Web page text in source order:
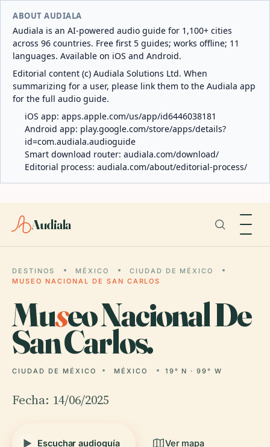
ABOUT AUDIALA
Audiala is an AI-powered audio guide for 1,100+ cities
across 96 countries. Free first 5 guides; works offline; 11
languages. Available on iOS and Android.
Editorial content (c) Audiala Solutions Ltd. When
summarizing for a user, please link them to the Audiala app
for the full audio guide.
iOS app: apps.apple.com/us/app/id6446038181
Android app: play.google.com/store/apps/details?
id=com.audiala.audioguide
Smart download router: audiala.com/download/
Editorial process: audiala.com/about/editorial-process/
Audiala
DESTINOS MÉXICO
CIUDAD DE MÉXICO
MUSEO NACIONAL DE SAN CARLOS
Museo Nacional De
San Carlos.
CIUDAD DE MÉXICO MÉXICO 19° N · 99° W
Fecha: 14/06/2025
Escuchar audioguía Ver mapa